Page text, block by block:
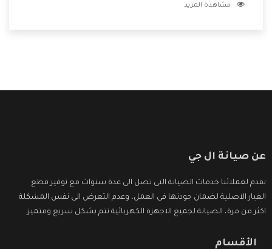
الشركة بها والتى تكون منها خدمة الصيانة التى تكون من أهم
مشاهدة المزيد
عن صيانة ال جي
نقدم لعملائنا خدمات الصيانة التى تصل الى عدة سنوات مع توفير قطع
الغيار الاصلية لضمان جودتها فى العمل، وعدم التعرض الى نفس المشكلة
اكثر من مرة، الصيانة لجميع الاجهزة الكهربائية تتم بشكل سريع ومتميز.
الأقسام